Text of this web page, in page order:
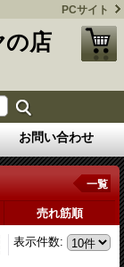
PCサイト
の店
お問い合わせ
一覧
売れ筋順
表示件数: